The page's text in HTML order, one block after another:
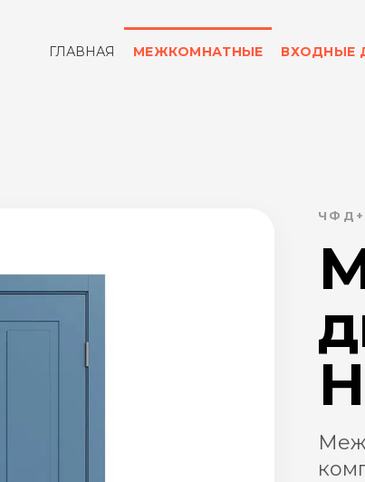
ГЛАВНАЯ МЕЖКОМНАТНЫЕ ВХОДНЫЕ